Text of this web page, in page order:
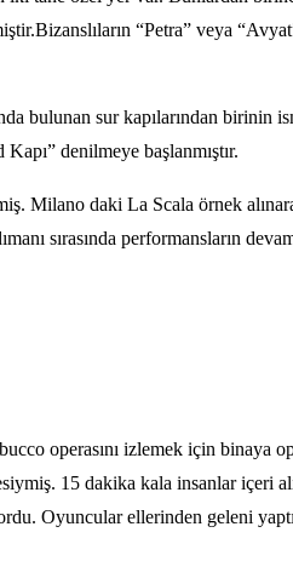
“Petra” veya
bulunan sur kapılarından birinin
denilmeye başlanmıştır.
Milano daki La Scala örnek
sırasında performansların
operasını izlemek için binaya
15 dakika kala insanlar içeri
Oyuncular ellerinden geleni